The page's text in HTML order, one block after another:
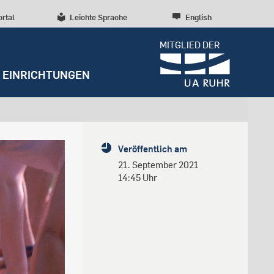
Leichte Sprache English
MITGLIED DER
Studentenleben
Beratung und Anlaufstellen
Forschungskultur
Forschungsstrukturen
Early Career Researchers
Entrepreneurship
Wissenschaftliche Beratung
RUBIN
Archiv
Redaktion
Diversität, Inklusion,
Talententwicklung
Nachhaltigkeit
Campusentwicklung
Spenden und Stiften
EINRICHTUNGEN
Weitere Einrichtungen
Veröffentlich am
21. September 2021
14:45 Uhr